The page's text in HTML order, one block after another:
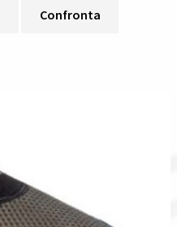
Confronta